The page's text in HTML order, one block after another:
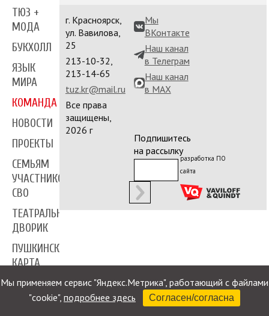
ТЮЗ +
МОДА
БУКХОЛЛ
ЯЗЫК
МИРА
КОМАНДА
НОВОСТИ
ПРОЕКТЫ
СЕМЬЯМ
УЧАСТНИКОВ
СВО
ТЕАТРАЛЬНЫЙ
ДВОРИК
ПУШКИНСКАЯ
КАРТА
ПРЕССА
КОНТАКТЫ
г. Красноярск,
ул. Вавилова,
25
213-10-32,
213-14-65
tuz.kr@mail.ru
Все права
защищены,
2026 г
Мы
ВКонтакте
Наш канал
в Телеграм
Наш канал
в MAX
Подпишитесь
на рассылку
разработка ПО
сайта
Мы применяем сервис "Яндекс.Метрика", работающий с файлами
"cookie", подробнее здесь Согласен/согласна